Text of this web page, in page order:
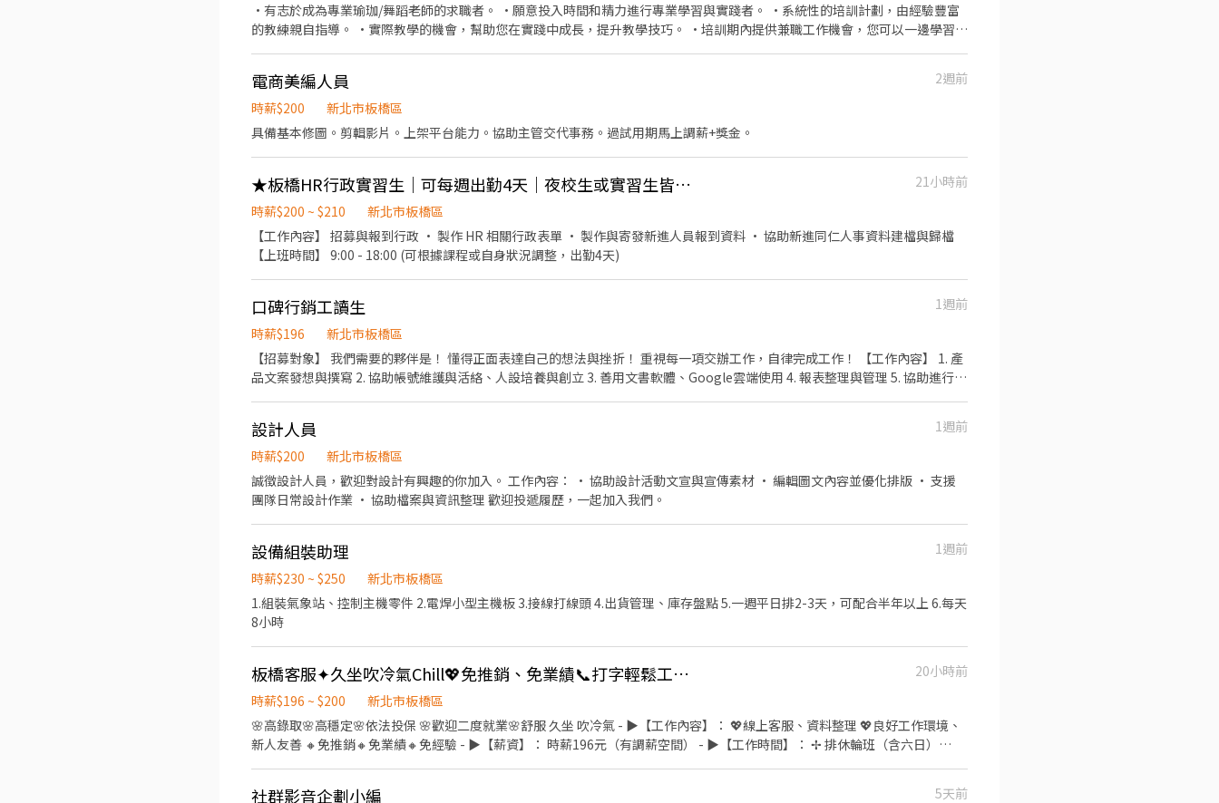
•有志於成為專業瑜珈/舞蹈老師的求職者。 •願意投入時間和精力進行專業學習與實踐者。 •系統性的培訓計劃，由經驗豐富
的教練親自指導。 •實際教學的機會，幫助您在實踐中成長，提升教學技巧。 •培訓期內提供兼職工作機會，您可以一邊學習一
電商美編人員
2週前
時薪$200
新北市板橋區
具備基本修圖。剪輯影片。上架平台能力。協助主管交代事務。過試用期馬上調薪+獎金。
★板橋HR行政實習生｜可每週出勤4天｜夜校生或實習生皆可_203
21小時前
時薪$200 ~ $210
新北市板橋區
【工作內容】 招募與報到行政 • 製作 HR 相關行政表單 • 製作與寄發新進人員報到資料 • 協助新進同仁人事資料建檔與歸檔
【上班時間】 9:00 - 18:00 (可根據課程或自身狀況調整，出勤4天)
口碑行銷工讀生
1週前
時薪$196
新北市板橋區
【招募對象】 我們需要的夥伴是！ 懂得正面表達自己的想法與挫折！ 重視每一項交辦工作，自律完成工作！ 【工作內容】 1. 產
品文案發想與撰寫 2. 協助帳號維護與活絡、人設培養與創立 3. 善用文書軟體、Google雲端使用 4. 報表整理與管理 5. 協助進行專
善於查找資料。 懂觀察、發想，有效表達自我創意。 【我們期望有條理、負責任的夥伴加入我們，對於繁雜重複的工作事項，還
是保有耐心。】
設計人員
1週前
時薪$200
新北市板橋區
誠徵設計人員，歡迎對設計有興趣的你加入。 工作內容： • 協助設計活動文宣與宣傳素材 • 編輯圖文內容並優化排版 • 支援
團隊日常設計作業 • 協助檔案與資訊整理 歡迎投遞履歷，一起加入我們。
設備組裝助理
1週前
時薪$230 ~ $250
新北市板橋區
1.組裝氣象站、控制主機零件 2.電焊小型主機板 3.接線打線頭 4.出貨管理、庫存盤點 5.一週平日排2-3天，可配合半年以上 6.每天
8小時
板橋客服✦久坐吹冷氣Chill💖免推銷、免業績📞打字輕鬆工作、免經驗｜環境友善
20小時前
時薪$196 ~ $200
新北市板橋區
🌸高錄取🌸高穩定🌸依法投保 🌸歡迎二度就業🌸舒服 久坐 吹冷氣 - ▶【工作內容】： 💖線上客服、資料整理 💖良好工作環境、
新人友善 🔸免推銷🔸免業績🔸免經驗 - ▶【薪資】： 時薪196元（有調薪空間） - ▶【工作時間】： ✢ 排休輪班（含六日）
社群影音企劃小編 5天前